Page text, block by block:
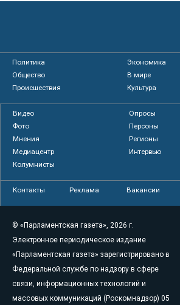
Политика
Экономика
Общество
В мире
Происшествия
Культура
Видео
Опросы
Фото
Персоны
Мнения
Регионы
Медиацентр
Интервью
Колумнисты
Контакты Реклама Вакансии
© «Парламентская газета», 2026 г.
Электронное периодическое издание
«Парламентская газета» зарегистрировано в
Федеральной службе по надзору в сфере
связи, информационных технологий и
массовых коммуникаций (Роскомнадзор) 05